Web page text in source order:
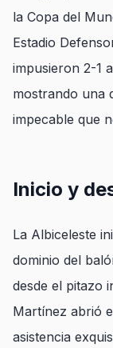
la Copa del
Estadio
impusieron 2-1
mostrando una
impecable que
Inicio y
La Albiceleste
dominio del
desde el pitazo
Martínez abrió
asistencia